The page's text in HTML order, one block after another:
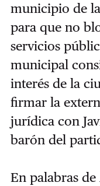
municipio de
para que no
servicios
municipal
interés de la
firmar la
jurídica con
barón del
En palabras